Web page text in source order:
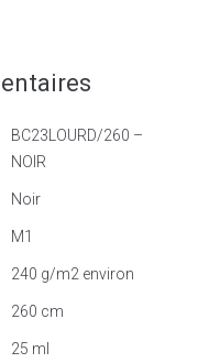
BC23LOURD/260 –
NOIR
Noir
M1
240 g/m2 environ
260 cm
25 ml